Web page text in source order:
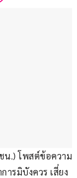
น.) โพสต์ข้อความ
ารมิบังควร เสี่ยง